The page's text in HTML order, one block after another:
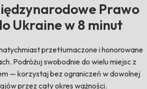
Prawo
Ukraine w 8 minut
przetłumaczone i honorowane
Podróżuj swobodnie do wielu miejsc z
— korzystaj bez ograniczeń w dowolnej
przez cały okres ważności.